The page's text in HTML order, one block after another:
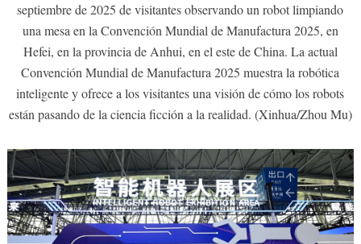
septiembre de 2025 de visitantes observando un robot limpiando
una mesa en la Convención Mundial de Manufactura 2025, en
Hefei, en la provincia de Anhui, en el este de China. La actual
Convención Mundial de Manufactura 2025 muestra la robótica
inteligente y ofrece a los visitantes una visión de cómo los robots
están pasando de la ciencia ficción a la realidad. (Xinhua/Zhou Mu)